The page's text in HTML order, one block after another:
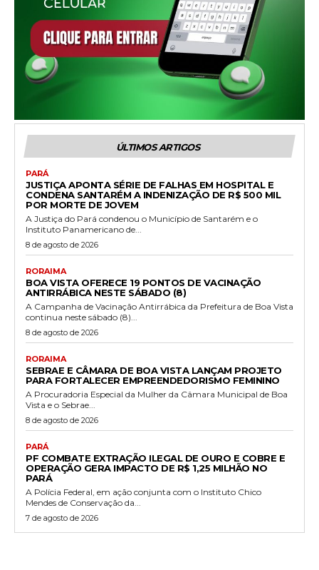
ÚLTIMOS ARTIGOS
PARÁ
JUSTIÇA APONTA SÉRIE DE FALHAS EM HOSPITAL E
CONDENA SANTARÉM A INDENIZAÇÃO DE R$ 500 MIL
POR MORTE DE JOVEM
A Justiça do Pará condenou o Município de Santarém e o
Instituto Panamericano de...
8 de agosto de 2026
RORAIMA
BOA VISTA OFERECE 19 PONTOS DE VACINAÇÃO
ANTIRRÁBICA NESTE SÁBADO (8)
A Campanha de Vacinação Antirrábica da Prefeitura de Boa Vista
continua neste sábado (8)...
8 de agosto de 2026
RORAIMA
SEBRAE E CÂMARA DE BOA VISTA LANÇAM PROJETO
PARA FORTALECER EMPREENDEDORISMO FEMININO
A Procuradoria Especial da Mulher da Câmara Municipal de Boa
Vista e o Sebrae...
8 de agosto de 2026
PARÁ
PF COMBATE EXTRAÇÃO ILEGAL DE OURO E COBRE E
OPERAÇÃO GERA IMPACTO DE R$ 1,25 MILHÃO NO
PARÁ
A Polícia Federal, em ação conjunta com o Instituto Chico
Mendes de Conservação da...
7 de agosto de 2026